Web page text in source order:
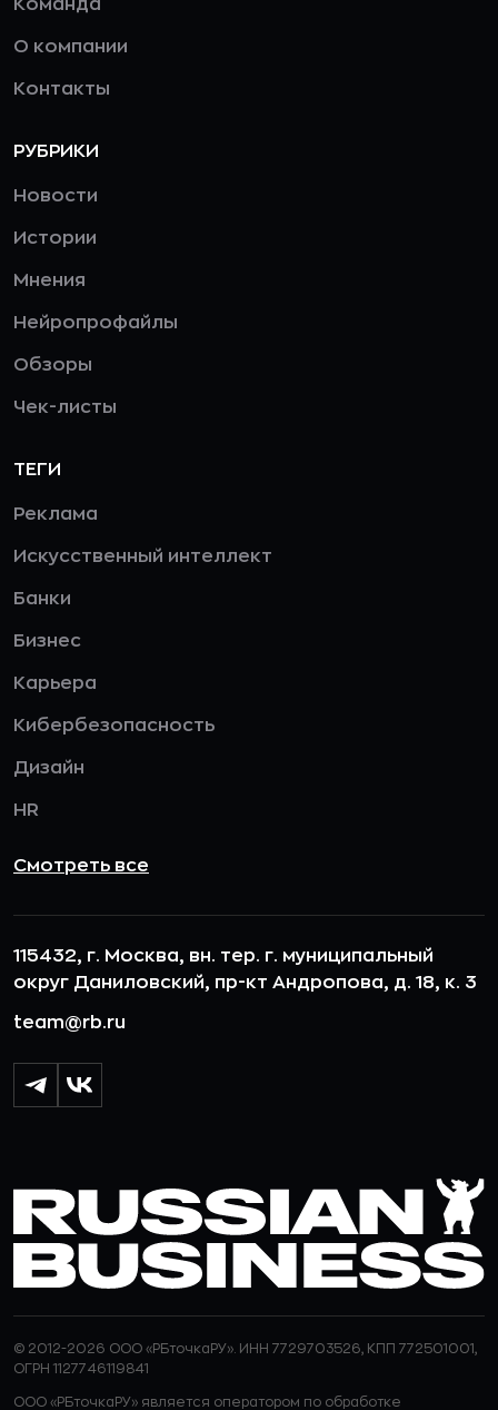
Команда
О компании
Контакты
РУБРИКИ
Новости
Истории
Мнения
Нейропрофайлы
Обзоры
Чек-листы
ТЕГИ
Реклама
Искусственный интеллект
Банки
Бизнес
Карьера
Кибербезопасность
Дизайн
HR
Смотреть все
115432, г. Москва, вн. тер. г. муниципальный
округ Даниловский, пр-кт Андропова, д. 18, к. 3
team@rb.ru
© 2012-2026 ООО «РБточкаРУ». ИНН 7729703526, КПП 772501001,
ОГРН 1127746119841
ООО «РБточкаРУ» является оператором по обработке